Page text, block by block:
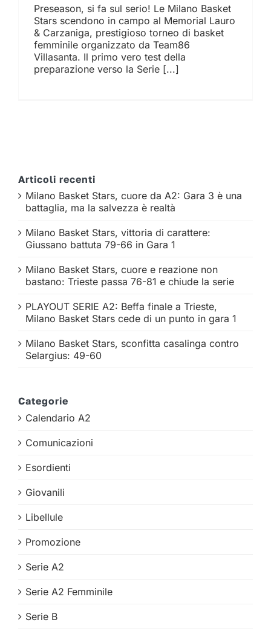
Preseason, si fa sul serio! Le Milano Basket
Stars scendono in campo al Memorial Lauro
& Carzaniga, prestigioso torneo di basket
femminile organizzato da Team86
Villasanta. Il primo vero test della
preparazione verso la Serie [...]
Articoli recenti
Milano Basket Stars, cuore da A2: Gara 3 è una
battaglia, ma la salvezza è realtà
Milano Basket Stars, vittoria di carattere:
Giussano battuta 79-66 in Gara 1
Milano Basket Stars, cuore e reazione non
bastano: Trieste passa 76-81 e chiude la serie
PLAYOUT SERIE A2: Beffa finale a Trieste,
Milano Basket Stars cede di un punto in gara 1
Milano Basket Stars, sconfitta casalinga contro
Selargius: 49-60
Categorie
Calendario A2
Comunicazioni
Esordienti
Giovanili
Libellule
Promozione
Serie A2
Serie A2 Femminile
Serie B